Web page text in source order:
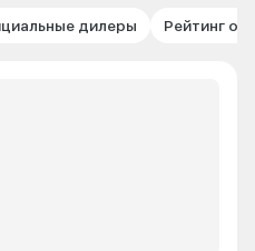
дилеры Рейтинг